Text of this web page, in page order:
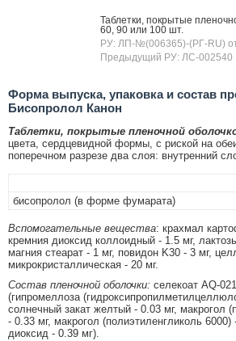
Таблетки, покрытые
60, 90 или 100 шт.
РУ: ЛП-№(006365)-(РГ-RU)
Предыдущий РУ: ЛС-002540
Форма выпуска, упаковка и состав
Бисопролол Канон
Таблетки, покрытые пленочной
цвета, сердцевидной формы, с риской на
поперечном разрезе два слоя: внутренний
бисопролол (в форме фумарата)
Вспомогательные вещества: крахмал
кремния диоксид коллоидный - 1.5 мг,
магния стеарат - 1 мг, повидон K30 - 3 мг,
микрокристаллическая - 20 мг.
Состав пленочной оболочки: селекоат AQ-
(гипромеллоза
солнечный закат желтый - 0.03 мг, макрогол
- 0.33 мг, макрогол (полиэтиленгликоль 6000)
диоксид - 0.39 мг).